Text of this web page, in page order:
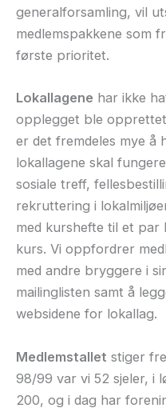
generalforsamling, vil
medlemspakkene som
første prioritet.
Lokallagene har ikke
opplegget ble
er det fremdeles mye å
lokallagene skal
sosiale treff,
rekruttering i
med kurshefte til et par
kurs. Vi oppfordrer
med andre bryggere i
mailinglisten samt å
websidene for lokallag.
Medlemstallet stiger
98/99 var vi 52 sjeler, i
200, og i dag har